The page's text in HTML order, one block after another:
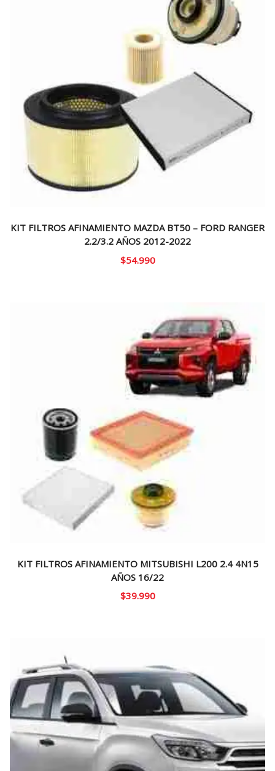
KIT FILTROS AFINAMIENTO MAZDA BT50 – FORD RANGER
2.2/3.2 AÑOS 2012-2022
$54.990
KIT FILTROS AFINAMIENTO MITSUBISHI L200 2.4 4N15
AÑOS 16/22
$39.990